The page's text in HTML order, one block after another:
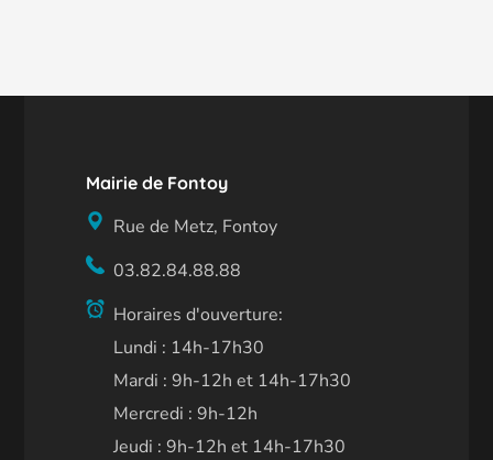
Mairie de Fontoy
Rue de Metz, Fontoy
03.82.84.88.88
Horaires d'ouverture:
Lundi : 14h-17h30
Mardi : 9h-12h et 14h-17h30
Mercredi : 9h-12h
Jeudi : 9h-12h et 14h-17h30